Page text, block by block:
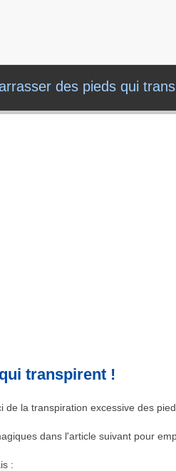
des pieds qui
transpirent !
la transpiration excessive des
dans l'article suivant pour
: